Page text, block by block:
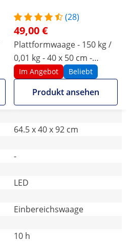
(28)
49,00 €
Plattformwaage - 150 kg /
0,01 kg - 40 x 50 cm -
klappbar - LED
Im Angebot Beliebt
Produkt ansehen
64.5 x 40 x 92 cm
-
LED
Einbereichswaage
10 h